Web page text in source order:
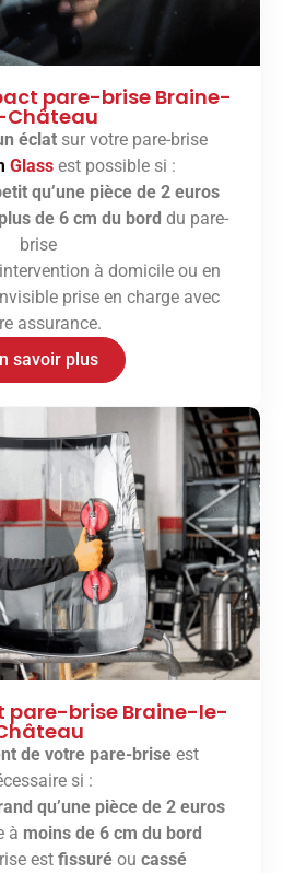
pare-brise Braine-
Château
éclatsur votre pare-brise
Glass est possible si :
qu’une pièce de 2 euros
plus de 6 cm du bord du pare-
brise
à domicile ou en
prise en charge avec
assurance.
savoir plus
pare-brise Braine-le-
de votre pare-briseest
si :
qu’une pièce de 2 euros
à moins de 6 cm du bord
est fissuré ou cassé